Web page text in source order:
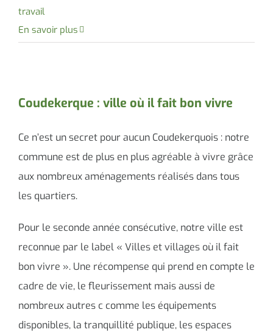
travail
En savoir plus
Coudekerque : ville où il fait bon vivre
Ce n’est un secret pour aucun Coudekerquois : notre
commune est de plus en plus agréable à vivre grâce
aux nombreux aménagements réalisés dans tous
les quartiers.
Pour le seconde année consécutive, notre ville est
reconnue par le label « Villes et villages où il fait
bon vivre ». Une récompense qui prend en compte le
cadre de vie, le fleurissement mais aussi de
nombreux autres c comme les équipements
disponibles, la tranquillité publique, les espaces